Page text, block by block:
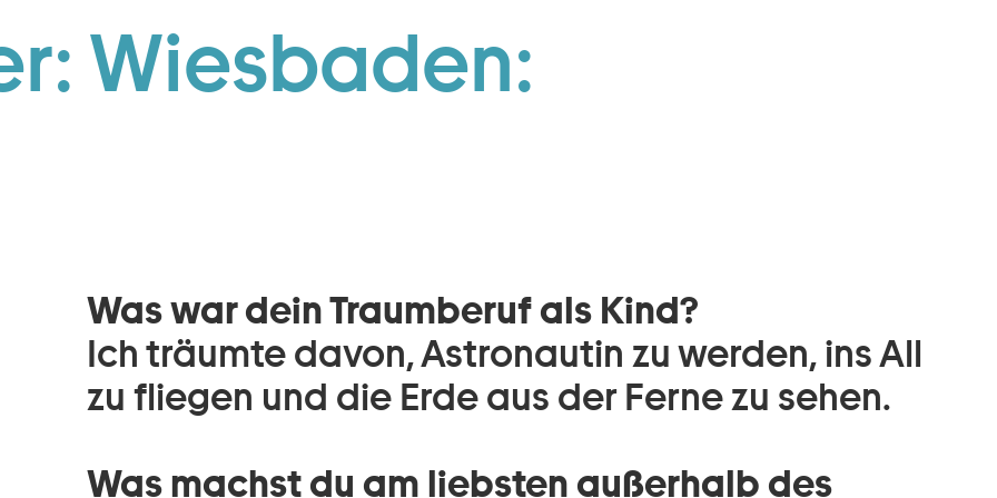
Zum Footer springen
Wiesbaden:
Was war dein Traumberuf als Kind?
Ich träumte davon, Astronautin zu werden, ins All
zu fliegen und die Erde aus der Ferne zu sehen.
Was machst du am liebsten außerhalb des